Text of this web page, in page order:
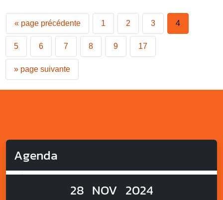
« page précédente 1 2 3 4
5 6 7 8 9 17
» page suivante
Agenda
28 NOV 2024